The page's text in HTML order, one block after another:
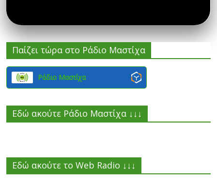
Παίζει τώρα στο Ράδιο Μαστίχα
Ράδιο Μαστίχα
Εδώ ακούτε Ράδιο Μαστίχα ↓↓↓
Εδώ ακούτε το Web Radio ↓↓↓